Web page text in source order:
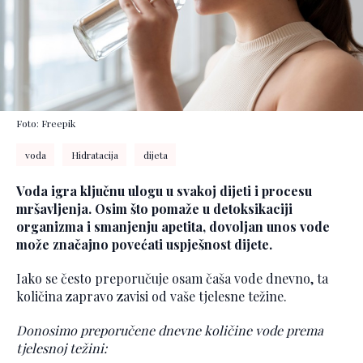
Foto: Freepik
voda Hidratacija dijeta
Voda igra ključnu ulogu u svakoj dijeti i procesu
mršavljenja. Osim što pomaže u detoksikaciji
organizma i smanjenju apetita, dovoljan unos vode
može značajno povećati uspješnost dijete.
Iako se često preporučuje osam čaša vode dnevno, ta
količina zapravo zavisi od vaše tjelesne težine.
Donosimo preporučene dnevne količine vode prema
tjelesnoj težini: